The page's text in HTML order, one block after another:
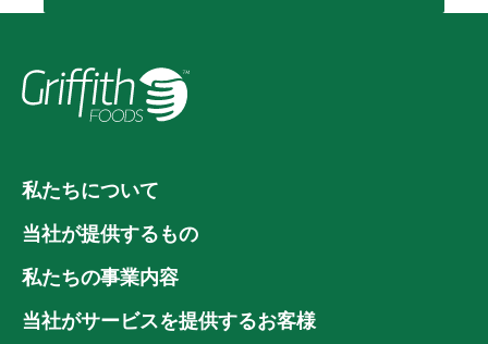
私たちについて
当社が提供するもの
私たちの事業内容
当社がサービスを提供するお客様